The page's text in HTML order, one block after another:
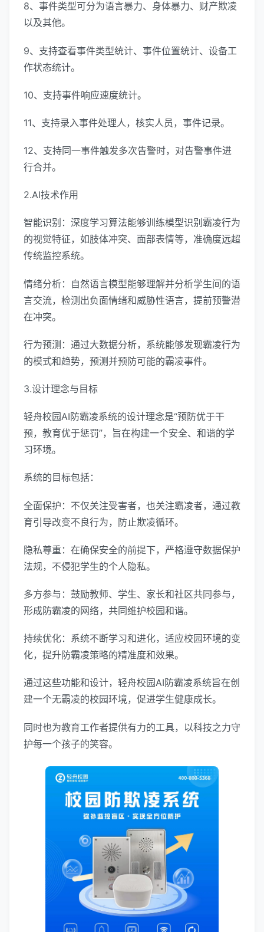
8、事件类型可分为语言暴力、身体暴力、财产欺凌
以及其他。
9、支持查看事件类型统计、事件位置统计、设备工
作状态统计。
10、支持事件响应速度统计。
11、支持录入事件处理人，核实人员，事件记录。
12、支持同一事件触发多次告警时，对告警事件进
行合并。
2.AI技术作用
智能识别：深度学习算法能够训练模型识别霸凌行为
的视觉特征，如肢体冲突、面部表情等，准确度远超
传统监控系统。
情绪分析：自然语言模型能够理解并分析学生间的语
言交流，检测出负面情绪和威胁性语言，提前预警潜
在冲突。
行为预测：通过大数据分析，系统能够发现霸凌行为
的模式和趋势，预测并预防可能的霸凌事件。
3.设计理念与目标
轻舟校园AI防霸凌系统的设计理念是“预防优于干
预，教育优于惩罚”，旨在构建一个安全、和谐的学
习环境。
系统的目标包括：
全面保护：不仅关注受害者，也关注霸凌者，通过教
育引导改变不良行为，防止欺凌循环。
隐私尊重：在确保安全的前提下，严格遵守数据保护
法规，不侵犯学生的个人隐私。
多方参与：鼓励教师、学生、家长和社区共同参与，
形成防霸凌的网络，共同维护校园和谐。
持续优化：系统不断学习和进化，适应校园环境的变
化，提升防霸凌策略的精准度和效果。
通过这些功能和设计，轻舟校园AI防霸凌系统旨在创
建一个无霸凌的校园环境，促进学生健康成长。
同时也为教育工作者提供有力的工具，以科技之力守
护每一个孩子的笑容。